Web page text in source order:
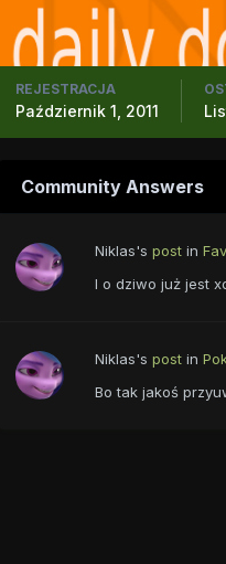
REJESTRACJA
Październik 1, 2011
Community Answers
Niklas's postin
I o dziwo już jest
Niklas's postin
Bo tak jakoś